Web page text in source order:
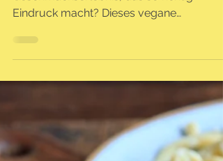
sunflowerCHUNK
Auf der Suche nach einem echten
Geschmackserlebnis, das so richtig